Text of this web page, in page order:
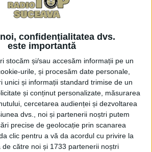
confidențialitatea dvs.
este importantă
stocăm și/sau accesăm informații pe un
urile, și procesăm date personale,
unici și informații standard trimise de un
și conținut personalizate, măsurarea
cercetarea audienței și dezvoltarea
dvs., noi și partenerii noștri putem
precise de geolocație prin scanarea
clic pentru a vă da acordul cu privire la
către noi și 1733 partenerii noștri
nepăsării
19 OCTOMBRIE, 2021